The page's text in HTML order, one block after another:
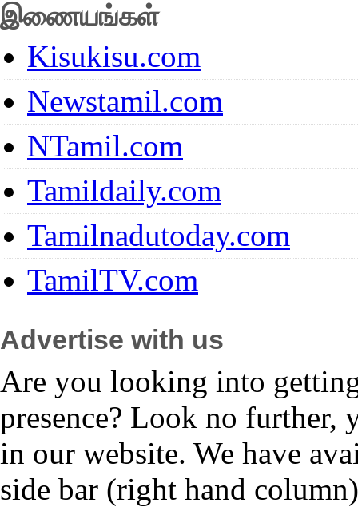
இணையங்கள்
Kisukisu.com
Newstamil.com
NTamil.com
Tamildaily.com
Tamilnadutoday.com
TamilTV.com
Advertise with us
Are you looking into
presence? Look no further,
in our website. We have
side bar (right hand